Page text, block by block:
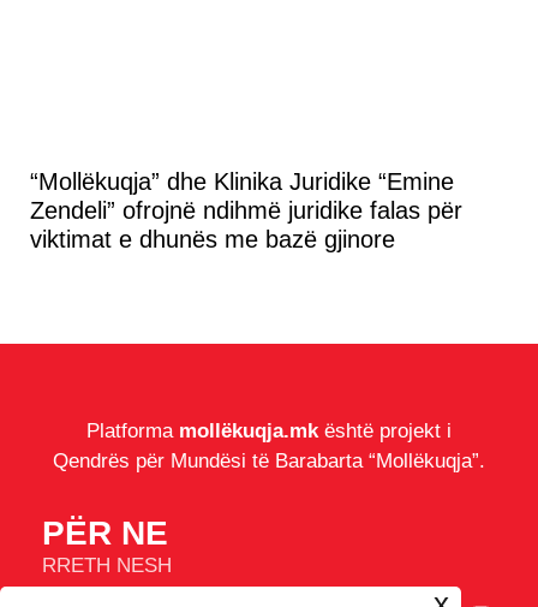
“Mollëkuqja” dhe Klinika Juridike “Emine
Zendeli” ofrojnë ndihmë juridike falas për
viktimat e dhunës me bazë gjinore
Platforma mollëkuqja.mkështë projekt i
Qendrës për Mundësi të Barabarta “Mollëkuqja”.
PËR NE
RRETH NESH